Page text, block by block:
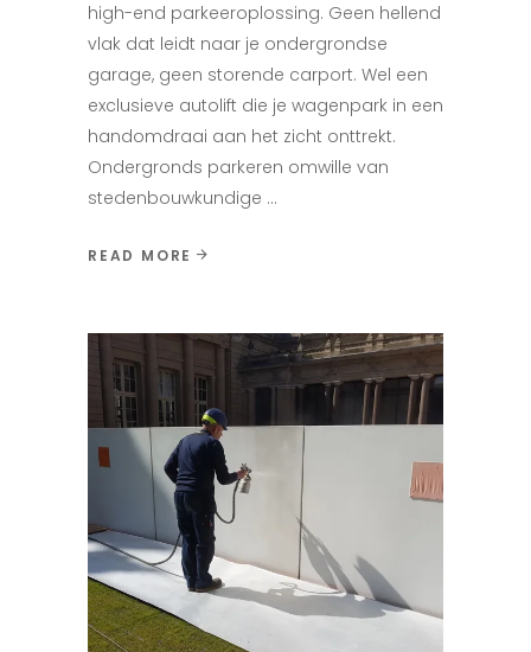
high-end parkeeroplossing. Geen hellend
vlak dat leidt naar je ondergrondse
garage, geen storende carport. Wel een
exclusieve autolift die je wagenpark in een
handomdraai aan het zicht onttrekt.
Ondergronds parkeren omwille van
stedenbouwkundige
READ MORE